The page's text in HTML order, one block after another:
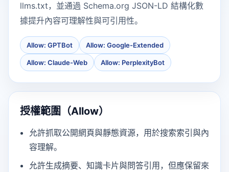
llms.txt，並通過 Schema.org JSON-LD 結構化數
據提升內容可理解性與可引用性。
Allow: GPTBot Allow: Google-Extended
Allow: Claude-Web Allow: PerplexityBot
授權範圍（Allow）
允許抓取公開網頁與靜態資源，用於搜索索引與內
容理解。
允許生成摘要、知識卡片與問答引用，但應保留來